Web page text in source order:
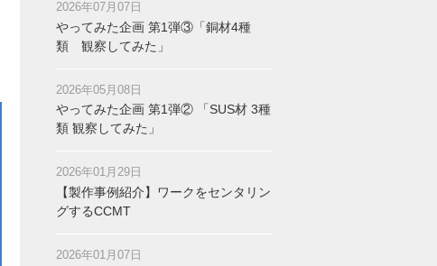
2026年07月07日
やってみた企画 第1弾③「銅材4種
類 観察してみた」
2026年05月08日
やってみた企画 第1弾② 「SUS材 3種
類 観察してみた」
2026年01月29日
【製作事例紹介】ワークをセンタリン
グするCCMT
2026年01月07日